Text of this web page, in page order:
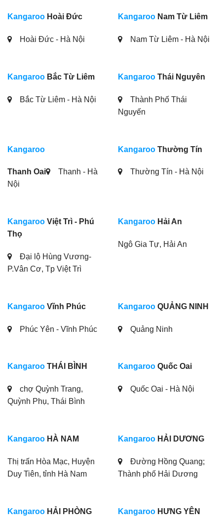
Kangaroo Hoài Đức
Hoài Đức - Hà Nội
Kangaroo Nam Từ Liêm
Nam Từ Liêm - Hà Nội
Kangaroo Bắc Từ Liêm
Bắc Từ Liêm - Hà Nội
Kangaroo Thái Nguyên
Thành Phố Thái
Nguyến
Kangaroo
Thanh Oai
Thanh - Hà
Nội
Kangaroo Thường Tín
Thường Tín - Hà Nội
Kangaroo Việt Trì - Phú
Thọ
Đại lộ Hùng Vương-
P.Vân Cơ, Tp Việt Trì
Kangaroo Hải An
Ngô Gia Tự, Hải An
Kangaroo Vĩnh Phúc
Phúc Yên - Vĩnh Phúc
Kangaroo QUẢNG NINH
Quảng Ninh
Kangaroo THÁI BÌNH
chợ Quỳnh Trang,
Quỳnh Phụ, Thái Bình
Kangaroo Quốc Oai
Quốc Oai - Hà Nội
Kangaroo HÀ NAM
Thị trấn Hòa Mạc, Huyện
Duy Tiên, tỉnh Hà Nam
Kangaroo HẢI DƯƠNG
Đường Hồng Quang;
Thành phố Hải Dương
Kangaroo HẢI PHÒNG Kangaroo HƯNG YÊN